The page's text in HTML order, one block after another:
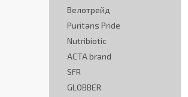
Велотрейд
Puritans Pride
Nutribiotic
ACTA brand
SFR
GLOBBER